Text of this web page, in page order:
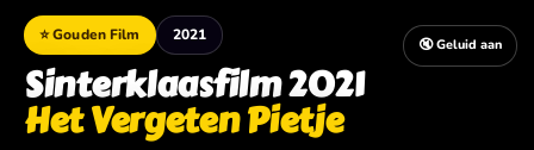
🔇 Geluid aan
⭐ Gouden Film 2021
Sinterklaasfilm 2021
Het Vergeten Pietje